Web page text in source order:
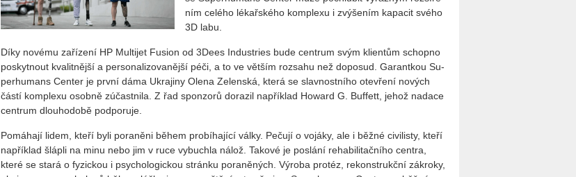
ním ce­lé­ho lé­kař­ské­ho kom­ple­xu i zvý­še­ním ka­pa­cit svého
3D labu.
Díky no­vé­mu za­ří­ze­ní HP Mul­ti­jet Fusi­on od 3Dees In­du­stries bude cen­t­rum svým kli­en­tům schop­no
po­skyt­nout kva­lit­něj­ší a per­so­na­li­zo­va­něj­ší péči, a to ve vět­ším roz­sa­hu než do­po­sud. Ga­rant­kou Su­
per­hu­mans Cen­ter je první dáma Ukra­ji­ny Olena Ze­len­ská, která se slav­nost­ní­ho ote­vře­ní no­vých
částí kom­ple­xu osob­ně zú­čast­ni­la. Z řad spon­zo­rů do­ra­zil na­pří­klad Ho­ward G. Bu­f­fett, jehož na­da­ce
cen­t­rum dlou­ho­do­bě pod­po­ru­je.
Po­má­ha­jí lidem, kteří byli po­ra­ně­ni během pro­bí­ha­jí­cí války. Pe­ču­jí o vo­já­ky, ale i běžné ci­vi­lis­ty, kteří
na­pří­klad šláp­li na minu nebo jim v ruce vy­buch­la nálož. Ta­ko­vé je po­slá­ní re­ha­bi­li­tač­ní­ho cen­t­ra,
které se stará o fy­zic­kou i psy­cho­lo­gic­kou strán­ku po­ra­ně­ných. Vý­ro­ba pro­téz, re­kon­strukč­ní zá­kro­ky,